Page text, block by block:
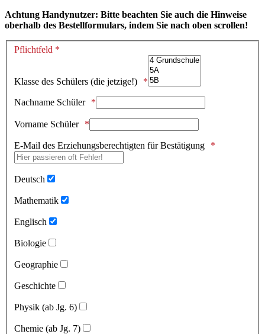
Achtung Handynutzer: Bitte beachten Sie auch die Hinweise
oberhalb des Bestellformulars, indem Sie nach oben scrollen!
Pflichtfeld *
Klasse des Schülers (die jetzige!)
Nachname Schüler
Vorname Schüler
E-Mail des Erziehungsberechtigten für Bestätigung
Deutsch
Mathematik
Englisch
Biologie
Geographie
Geschichte
Physik (ab Jg. 6)
Chemie (ab Jg. 7)